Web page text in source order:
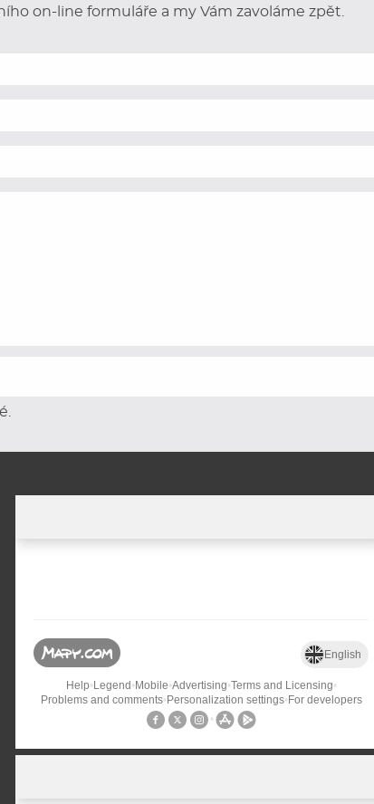
on-line formuláře a my Vám zavoláme zpět.